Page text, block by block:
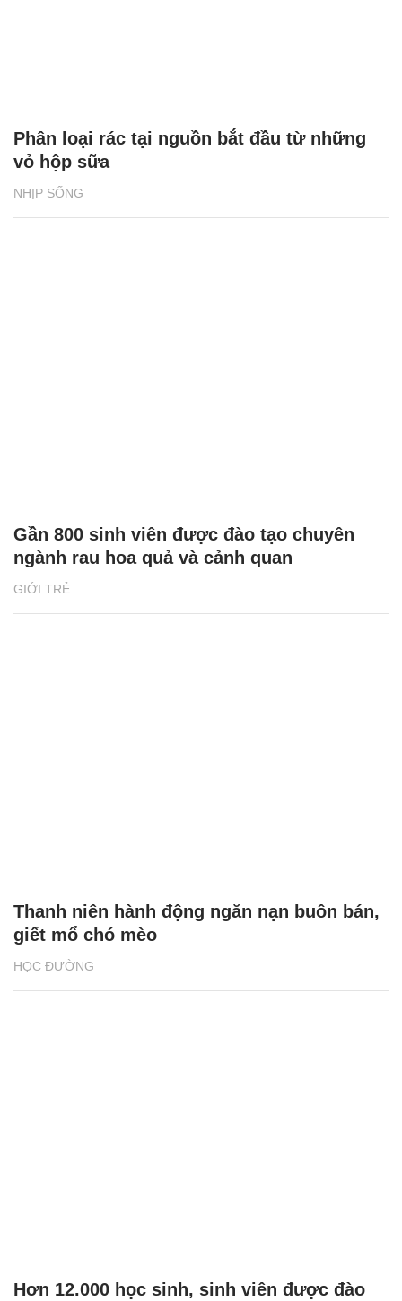
NHỊP SỐNG
Phân loại rác tại nguồn bắt đầu từ những
vỏ hộp sữa
GIỚI TRẺ
Gần 800 sinh viên được đào tạo chuyên
ngành rau hoa quả và cảnh quan
HỌC ĐƯỜNG
Thanh niên hành động ngăn nạn buôn bán,
giết mổ chó mèo
Hơn 12.000 học sinh, sinh viên được đào